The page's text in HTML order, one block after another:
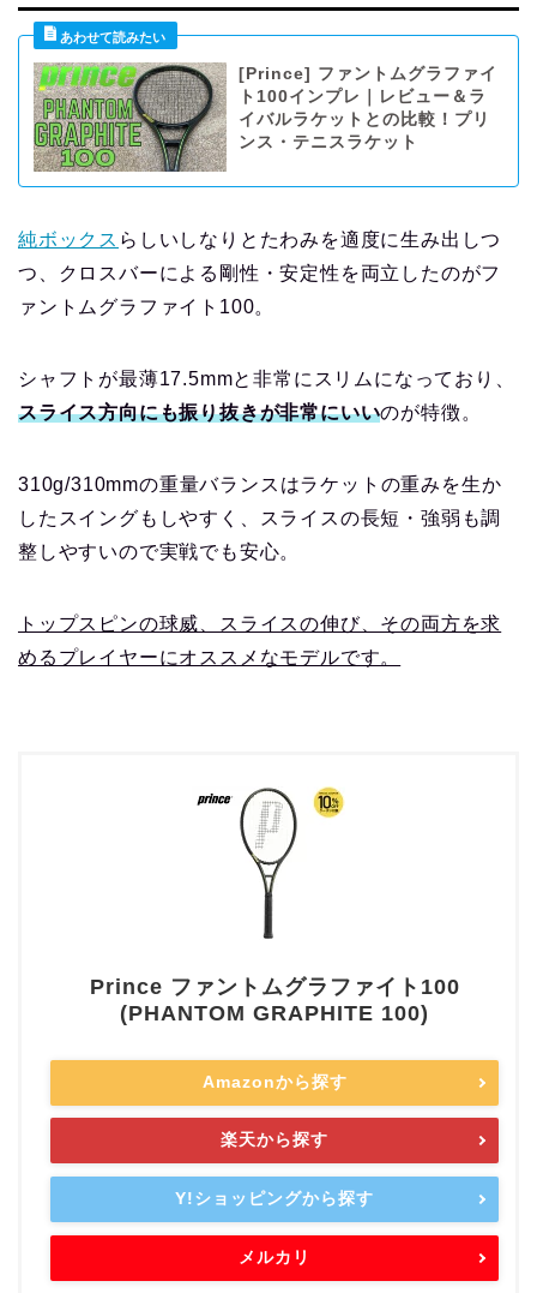
[Prince] ファントムグラファイ
ト100インプレ｜レビュー＆ラ
イバルラケットとの比較！プリ
ンス・テニスラケット
純ボックス らしいしなりとたわみを適度に生み出しつ
つ、クロスバーによる剛性・安定性を両立したのがフ
ァントムグラファイト100。
シャフトが最薄17.5mmと非常にスリムになっており、
スライス方向にも振り抜きが非常にいいのが特徴。
310g/310mmの重量バランスはラケットの重みを生か
したスイングもしやすく、スライスの長短・強弱も調
整しやすいので実戦でも安心。
トップスピンの球威、スライスの伸び、その両方を求
めるプレイヤーにオススメなモデルです。
Prince ファントムグラファイト100
(PHANTOM GRAPHITE 100)
Amazonから探す
楽天から探す
Y!ショッピングから探す
メルカリ